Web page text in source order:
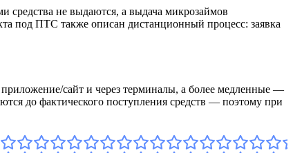
средства не выдаются, а выдача микрозаймов
под ПТС также описан дистанционный процесс: заявка
сайт и через терминалы, а более медленные —
до фактического поступления средств — поэтому при